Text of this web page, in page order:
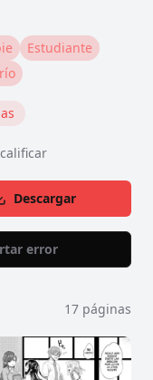
Estudiante
Descargar
error
17 páginas